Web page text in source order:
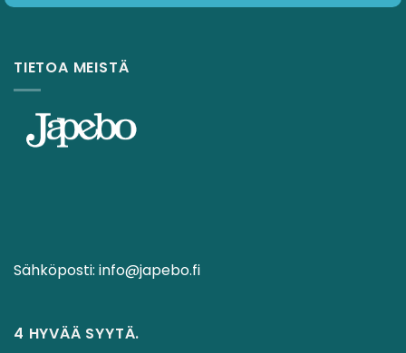
TIETOA MEISTÄ
Sähköposti: info@japebo.fi
4 HYVÄÄ SYYTÄ.